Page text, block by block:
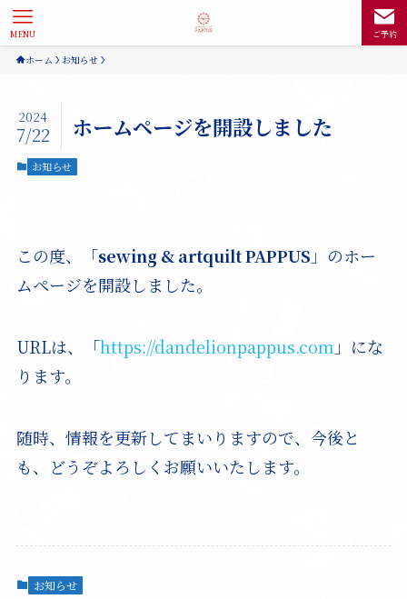
ご予約
MENU
ホーム お知らせ
ホームページを開設しました
2024
7/22
お知らせ
この度、「sewing & artquilt PAPPUS 」のホー
ムページを開設しました。
URLは、「https://dandelionpappus.com 」にな
ります。
随時、情報を更新してまいりますので、今後と
も、どうぞよろしくお願いいたします。
お知らせ